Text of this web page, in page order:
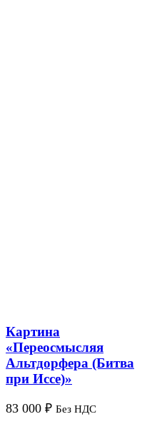
Картина
«Переосмысляя
Альтдорфера (Битва
при Иссе)»
83 000 ₽ Без НДС